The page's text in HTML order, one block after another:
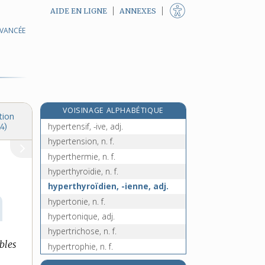
AIDE EN LIGNE ANNEXES
VOISINAGE ALPHABÉTIQUE
hypertenseur, adj. m.
hypertensif, -ive, adj.
hypertension, n. f.
hyperthermie, n. f.
hyperthyroïdie, n. f.
hyperthyroïdien, -ienne, adj.
hypertonie, n. f.
hypertonique, adj.
hypertrichose, n. f.
hypertrophie, n. f.
hypertrophier, v. tr.